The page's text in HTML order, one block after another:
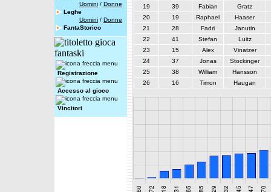
Uomini / Donne
Leghe
Uomini / Donne
FantaStorico
Registrazione
Accesso al gioco
Vincitori
19
39 Fabian
Gratz
20
19 Raphael
Haaser
21
28 Fadri
Janutin
22
41 Stefan
Luitz
23
15 Alex
Vinatzer
24
37 Jonas
Stockinger
25
38 William
Hansson
26
16 Timon Haugan